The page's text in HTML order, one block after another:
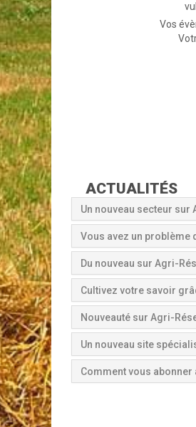
Vos
ACTUALITÉS
Un nouveau secteur
Vous avez un problème
Du nouveau sur Agri-
Cultivez votre savoir
Nouveauté sur Agri-
Un nouveau site
Comment vous